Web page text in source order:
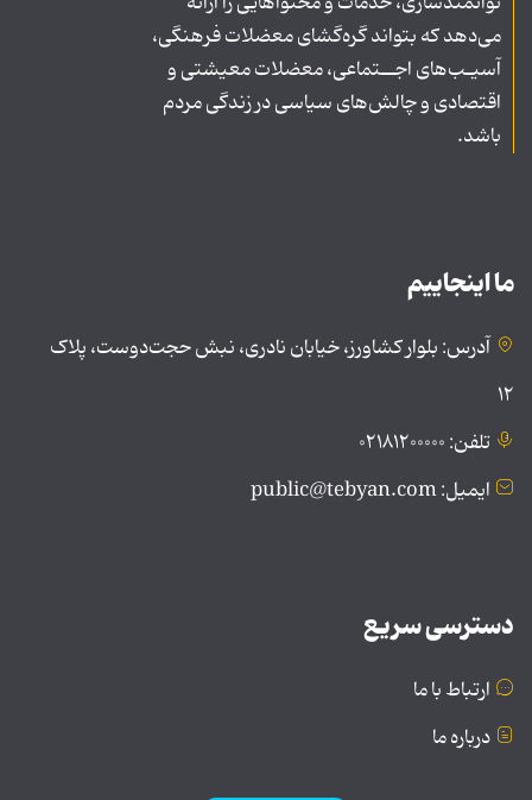
می‌دهد که بتواند گره‌گشای معضلات فرهنگی،
آسیـب‌های اجــتماعی، معضلات معیشتی و
اقتصادی و چالش‌های سیاسی در زندگی مردم
باشد.
ما اینجاییم
آدرس: بلوار کشاورز، خیابان نادری، نبش حجت‌دوست، پلاک
۱۲
تلفن: ۰۲۱۸۱۲۰۰۰۰۰
ایمیل: public@tebyan.com
دسترسی سریع
ارتباط با ما
درباره ما